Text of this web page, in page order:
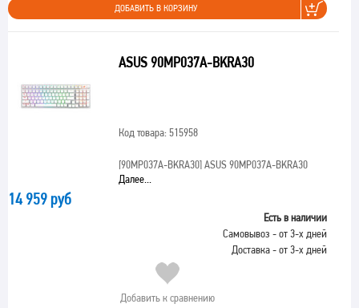
ДОБАВИТЬ В КОРЗИНУ
ASUS 90MP037A-BKRA30
Код товара: 515958
[90MP037A-BKRA30]ASUS 90MP037A-BKRA30
Далее...
14 959 руб
Есть в наличии
Самовывоз - от 3-х дней
Доставка - от 3-х дней
Добавить к сравнению